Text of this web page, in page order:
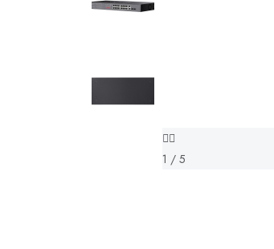
1 / 5